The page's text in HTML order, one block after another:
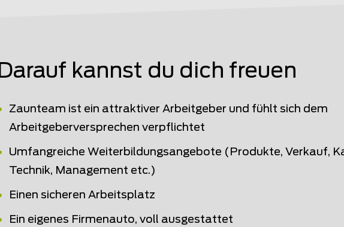
Darauf kannst du dich freuen
Zaunteam ist ein attraktiver Arbeitgeber und fühlt sich dem
Arbeitgeberversprechen verpflichtet
Umfangreiche Weiterbildungsangebote (Produkte, Verkauf,
Technik, Management etc.)
Einen sicheren Arbeitsplatz
Ein eigenes Firmenauto, voll ausgestattet